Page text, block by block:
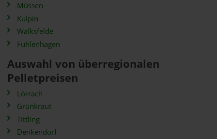
Müssen
Kulpin
Walksfelde
Fuhlenhagen
Auswahl von überregionalen
Pelletpreisen
Lörrach
Grünkraut
Tittling
Denkendorf